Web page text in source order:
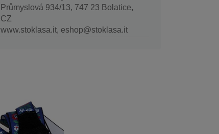
Průmyslová 934/13, 747 23 Bolatice,
CZ
www.stoklasa.it, eshop@stoklasa.it